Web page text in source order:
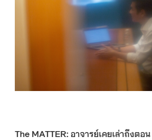
The MATTER: อาจารย์เคยเล่าถึงตอ